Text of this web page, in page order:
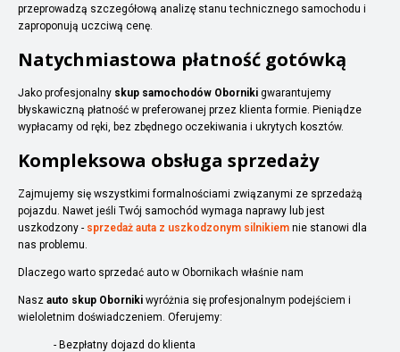
przeprowadzą szczegółową analizę stanu technicznego samochodu i
zaproponują uczciwą cenę.
Natychmiastowa płatność gotówką
Jako profesjonalny skup samochodów Oborniki gwarantujemy
błyskawiczną płatność w preferowanej przez klienta formie. Pieniądze
wypłacamy od ręki, bez zbędnego oczekiwania i ukrytych kosztów.
Kompleksowa obsługa sprzedaży
Zajmujemy się wszystkimi formalnościami związanymi ze sprzedażą
pojazdu. Nawet jeśli Twój samochód wymaga naprawy lub jest
uszkodzony - sprzedaż auta z uszkodzonym silnikiem nie stanowi dla
nas problemu.
Dlaczego warto sprzedać auto w Obornikach właśnie nam
Nasz auto skup Oborniki wyróżnia się profesjonalnym podejściem i
wieloletnim doświadczeniem. Oferujemy:
- Bezpłatny dojazd do klienta